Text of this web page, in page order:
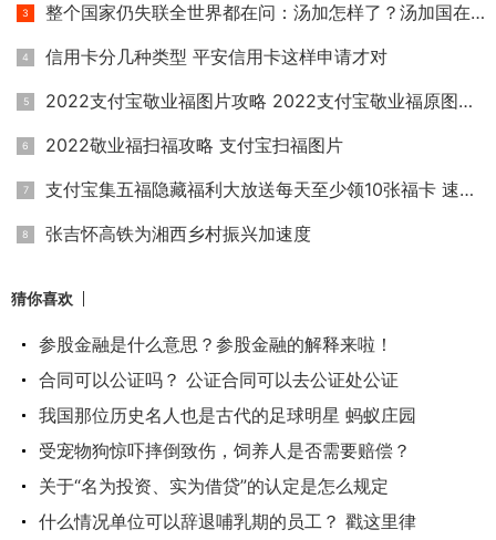
整个国家仍失联全世界都在问：汤加怎样了？汤加国在哪里？
信用卡分几种类型 平安信用卡这样申请才对
2022支付宝敬业福图片攻略 2022支付宝敬业福原图大全
2022敬业福扫福攻略 支付宝扫福图片
支付宝集五福隐藏福利大放送每天至少领10张福卡 速领敬业福和
张吉怀高铁为湘西乡村振兴加速度
猜你喜欢
参股金融是什么意思？参股金融的解释来啦！
合同可以公证吗？ 公证合同可以去公证处公证
我国那位历史名人也是古代的足球明星 蚂蚁庄园
受宠物狗惊吓摔倒致伤，饲养人是否需要赔偿？
关于“名为投资、实为借贷”的认定是怎么规定
什么情况单位可以辞退哺乳期的员工？ 戳这里律